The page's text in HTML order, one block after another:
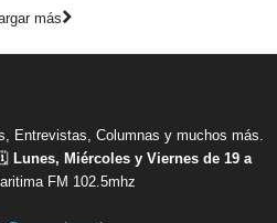
más
Entrevistas, Columnas y muchos más.
Lunes, Miércoles y Viernes de 19 a
FM 102.5mhz